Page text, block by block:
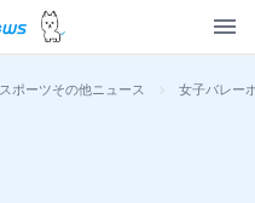
スポーツその他ニュース > 女子バレー